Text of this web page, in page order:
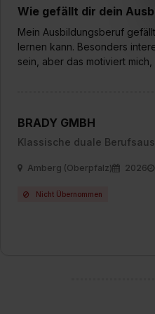
Wie gefällt dir dein
Mein Ausbildungsberuf
lernen kann. Besonders
sein, aber das motiviert
BRADY GMBH
Klassische duale
Amberg (Oberpfalz) 2026
Nicht Übernommen